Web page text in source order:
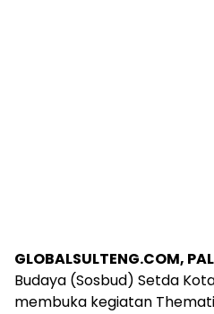
GLOBALSULTENG.COM,
Budaya (Sosbud) Setda
membuka kegiatan